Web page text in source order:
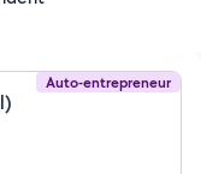
Auto-entrepreneur